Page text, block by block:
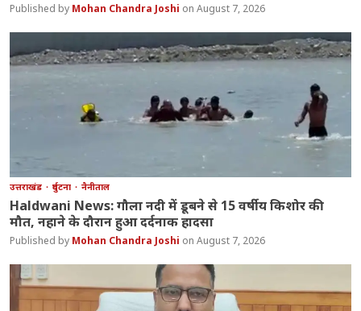
Mohan Chandra Joshi August 7, 2026
उत्तराखंड दुर्घटना नैनीताल
Haldwani News: गौला नदी में डूबने से 15 वर्षीय किशोर की
मौत, नहाने के दौरान हुआ दर्दनाक हादसा
Mohan Chandra Joshi August 7, 2026